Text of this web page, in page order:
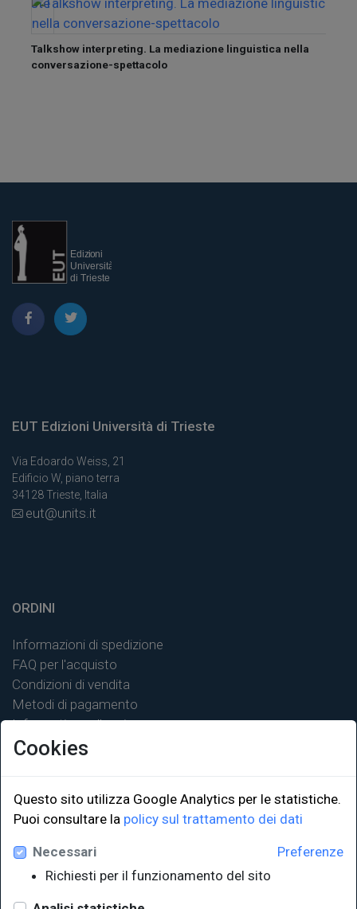
Talkshow interpreting. La mediazione linguistica nella
conversazione-spettacolo
EUT Edizioni Università di Trieste
Via Edoardo Weiss, 21
Edificio W, piano terra
34128 Trieste, Italia
eut@units.it
ORDINI
Informazioni di spedizione
FAQ per l'acquisto
Condizioni di vendita
Metodi di pagamento
Informativa sulla privacy
LINK ISTITUZIONALI
Università degli Studi di Trieste
Sistema Bibliotecario di Ateneo
Cookies
Questo sito utilizza Google Analytics per le statistiche.
Puoi consultare la policy sul trattamento dei dati
Preferenze
Necessari
Richiesti per il funzionamento del sito